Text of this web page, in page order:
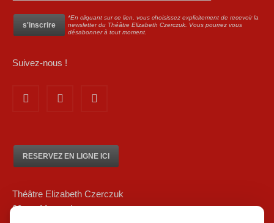
*En cliquant sur ce lien, vous choisissez explicitement de recevoir la
newsletter du Théâtre Elizabeth Czerczuk. Vous pourrez vous
désabonner à tout moment.
Suivez-nous !
RESERVEZ EN LIGNE ICI
Théâtre Elizabeth Czerczuk
20 rue Marsoulan